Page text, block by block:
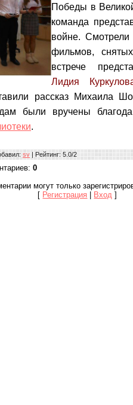
Победы в
команда
войне.
фильмов,
встрече
Лидия
рассказ Михаила
были вручены
.
: sv | Рейтинг: 5.0/2
: 0
могут только
[ Регистрация Вход ]